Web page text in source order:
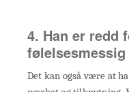
4. Han er
Det kan også være at